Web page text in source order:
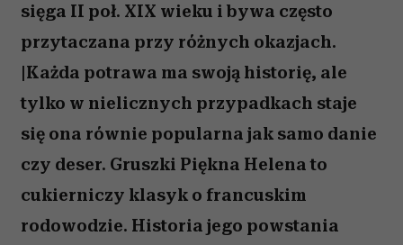
sięga II poł. XIX wieku i bywa często
przytaczana przy różnych okazjach.
|Każda potrawa ma swoją historię, ale
tylko w nielicznych przypadkach staje
się ona równie popularna jak samo danie
czy deser. Gruszki Piękna Helena to
cukierniczy klasyk o francuskim
rodowodzie. Historia jego powstania